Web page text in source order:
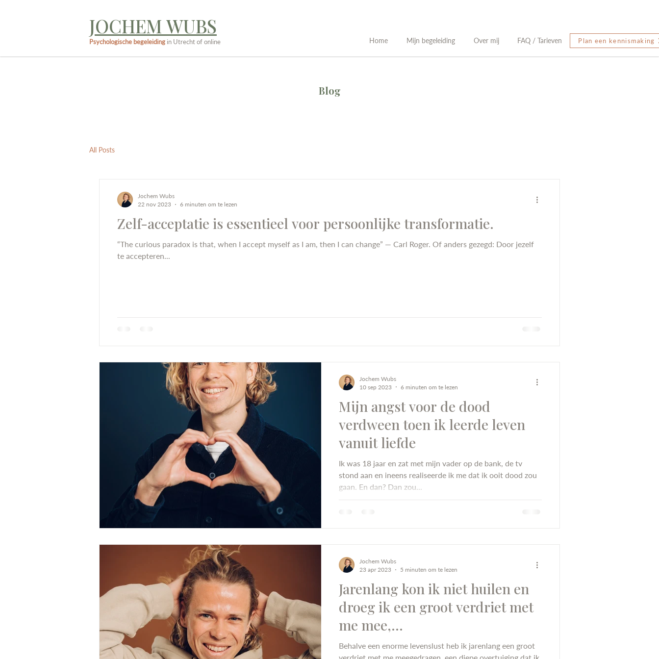
JOCHEM WUBS
Psychologische begeleiding in Utrecht of online Home Mijn begeleiding Over mij FAQ / Tarieven Plan een kennismaking
Blog
All Posts
Zelf-acceptatie is essentieel voor persoonlijke transformatie.
“The curious paradox is that, when I accept myself as I am, then I can change” — Carl Roger. Of anders gezegd: Door jezelf
te accepteren...
Jochem Wubs
22 nov 2023
6 minuten om te lezen
Mijn angst voor de dood
verdween toen ik leerde leven
vanuit liefde
Ik was 18 jaar en zat met mijn vader op de bank, de tv
stond aan en ineens realiseerde ik me dat ik ooit dood zou
gaan. En dan? Dan zou...
Jochem Wubs
10 sep 2023
6 minuten om te lezen
Jarenlang kon ik niet huilen en
droeg ik een groot verdriet met
me mee,...
Behalve een enorme levenslust heb ik jarenlang een groot
Jochem Wubs
23 apr 2023
5 minuten om te lezen